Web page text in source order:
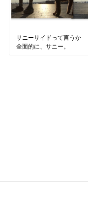
サニーサイドって言うか
全面的に、サニー。